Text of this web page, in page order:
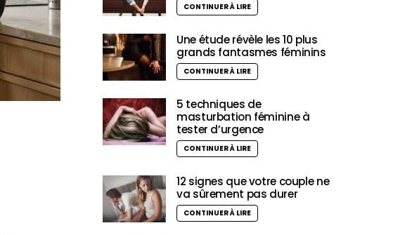
CONTINUER À LIRE
Une étude révèle les 10 plus
grands fantasmes féminins
CONTINUER À LIRE
5 techniques de
masturbation féminine à
tester d’urgence
CONTINUER À LIRE
12 signes que votre couple ne
va sûrement pas durer
CONTINUER À LIRE